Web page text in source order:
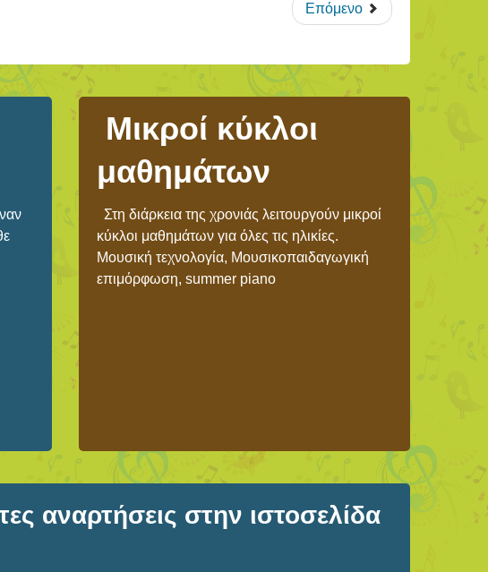
Επόμενο
Μικροί κύκλοι
μαθημάτων
Στη διάρκεια της χρονιάς λειτουργούν μικροί
κύκλοι μαθημάτων για όλες τις ηλικίες.
Μουσική τεχνολογία, Μουσικοπαιδαγωγική
επιμόρφωση, summer piano
αναρτήσεις στην ιστοσελίδα